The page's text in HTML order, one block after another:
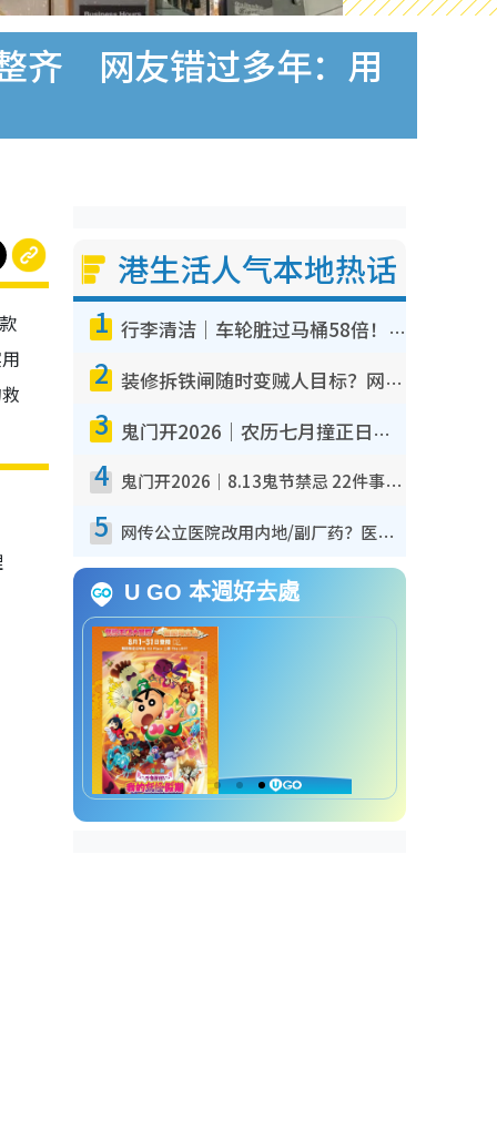
齐 网友错过多年：用
港生活人气本地热话
1 行李清洁｜车轮脏过马桶58倍！专家警告忌用酒精擦 教1招免脏手除菌
2 装修拆铁闸随时变贼人目标？网友揭2大关键用途：装新款等于白装？附新旧铁闸分别
3 鬼门开2026｜农历七月撞正日全食特别邪？专家警告切忌做一事！揭4大禁忌+2招保平安
4 鬼门开2026｜8.13鬼节禁忌 22件事不能做！烧肉、刺身要少食？半夜勿吹口哨/打给个电话
5 网传公立医院改用内地/副厂药？医生拆解正副厂分别，揭4类人换药随时出事
U GO 本週好去處